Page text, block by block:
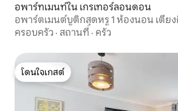
อพาร์ทเมนท์ใน เกรเทอร์ลอนดอน
อพาร์ตเมนต์บูติกสุดหรู 1 ห้องนอน เตียง
ครอบครัว · สถานที่ · ครัว
โดนใจเกสต์
โดนใจเกสต์